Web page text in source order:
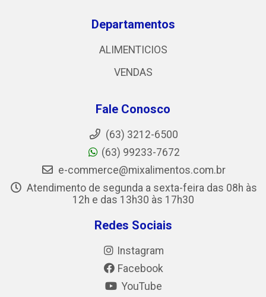
Departamentos
ALIMENTICIOS
VENDAS
Fale Conosco
(63) 3212-6500
(63) 99233-7672
e-commerce@mixalimentos.com.br
Atendimento de segunda a sexta-feira das 08h às
12h e das 13h30 às 17h30
Redes Sociais
Instagram
Facebook
YouTube